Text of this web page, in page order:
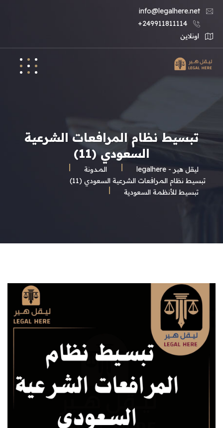
info@legalhere.net
249911811114+
اونلاين
تبسيط نظام المرافعات الشرعية
السعودي (11)
ليقل هير - legalhere المـدونة
تبسيط للأنظمة السعودية
تبسيط نظام المرافعات الشرعية السعودي (11)